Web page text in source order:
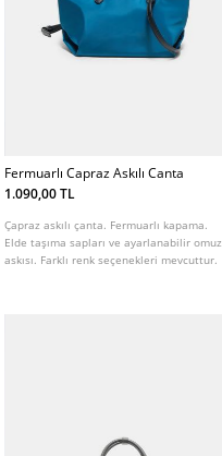
Fermuarlı Capraz Askılı Canta
1.090,00 TL
Çapraz askılı çanta. Fermuarlı kapama.
Elde taşıma sapları ve ayarlanabilir omuz
askısı. Farklı renk seçenekleri mevcuttur.